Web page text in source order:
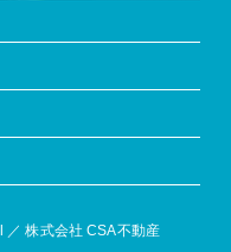
／株式会社 CSA不動産